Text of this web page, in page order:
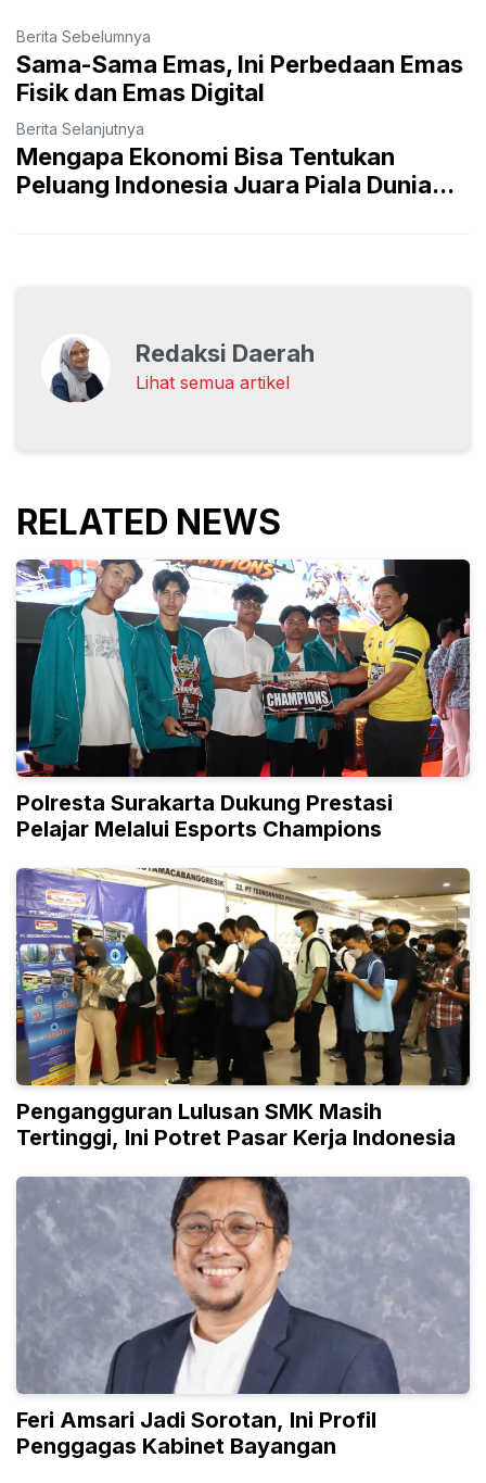
Berita Sebelumnya
Sama-Sama Emas, Ini Perbedaan Emas
Fisik dan Emas Digital
Berita Selanjutnya
Mengapa Ekonomi Bisa Tentukan
Peluang Indonesia Juara Piala Dunia...
Redaksi Daerah
Lihat semua artikel
RELATED NEWS
Polresta Surakarta Dukung Prestasi
Pelajar Melalui Esports Champions
Pengangguran Lulusan SMK Masih
Tertinggi, Ini Potret Pasar Kerja Indonesia
Feri Amsari Jadi Sorotan, Ini Profil
Penggagas Kabinet Bayangan